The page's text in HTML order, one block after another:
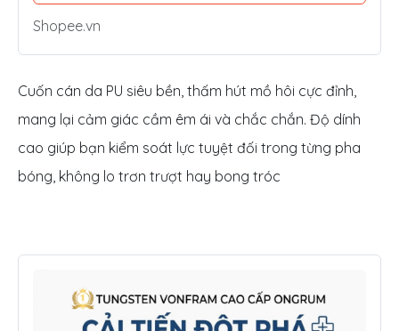
Shopee.vn
Cuốn cán da PU siêu bền, thấm hút mồ hôi cực đỉnh,
mang lại cảm giác cầm êm ái và chắc chắn. Độ dính
cao giúp bạn kiểm soát lực tuyệt đối trong từng pha
bóng, không lo trơn trượt hay bong tróc